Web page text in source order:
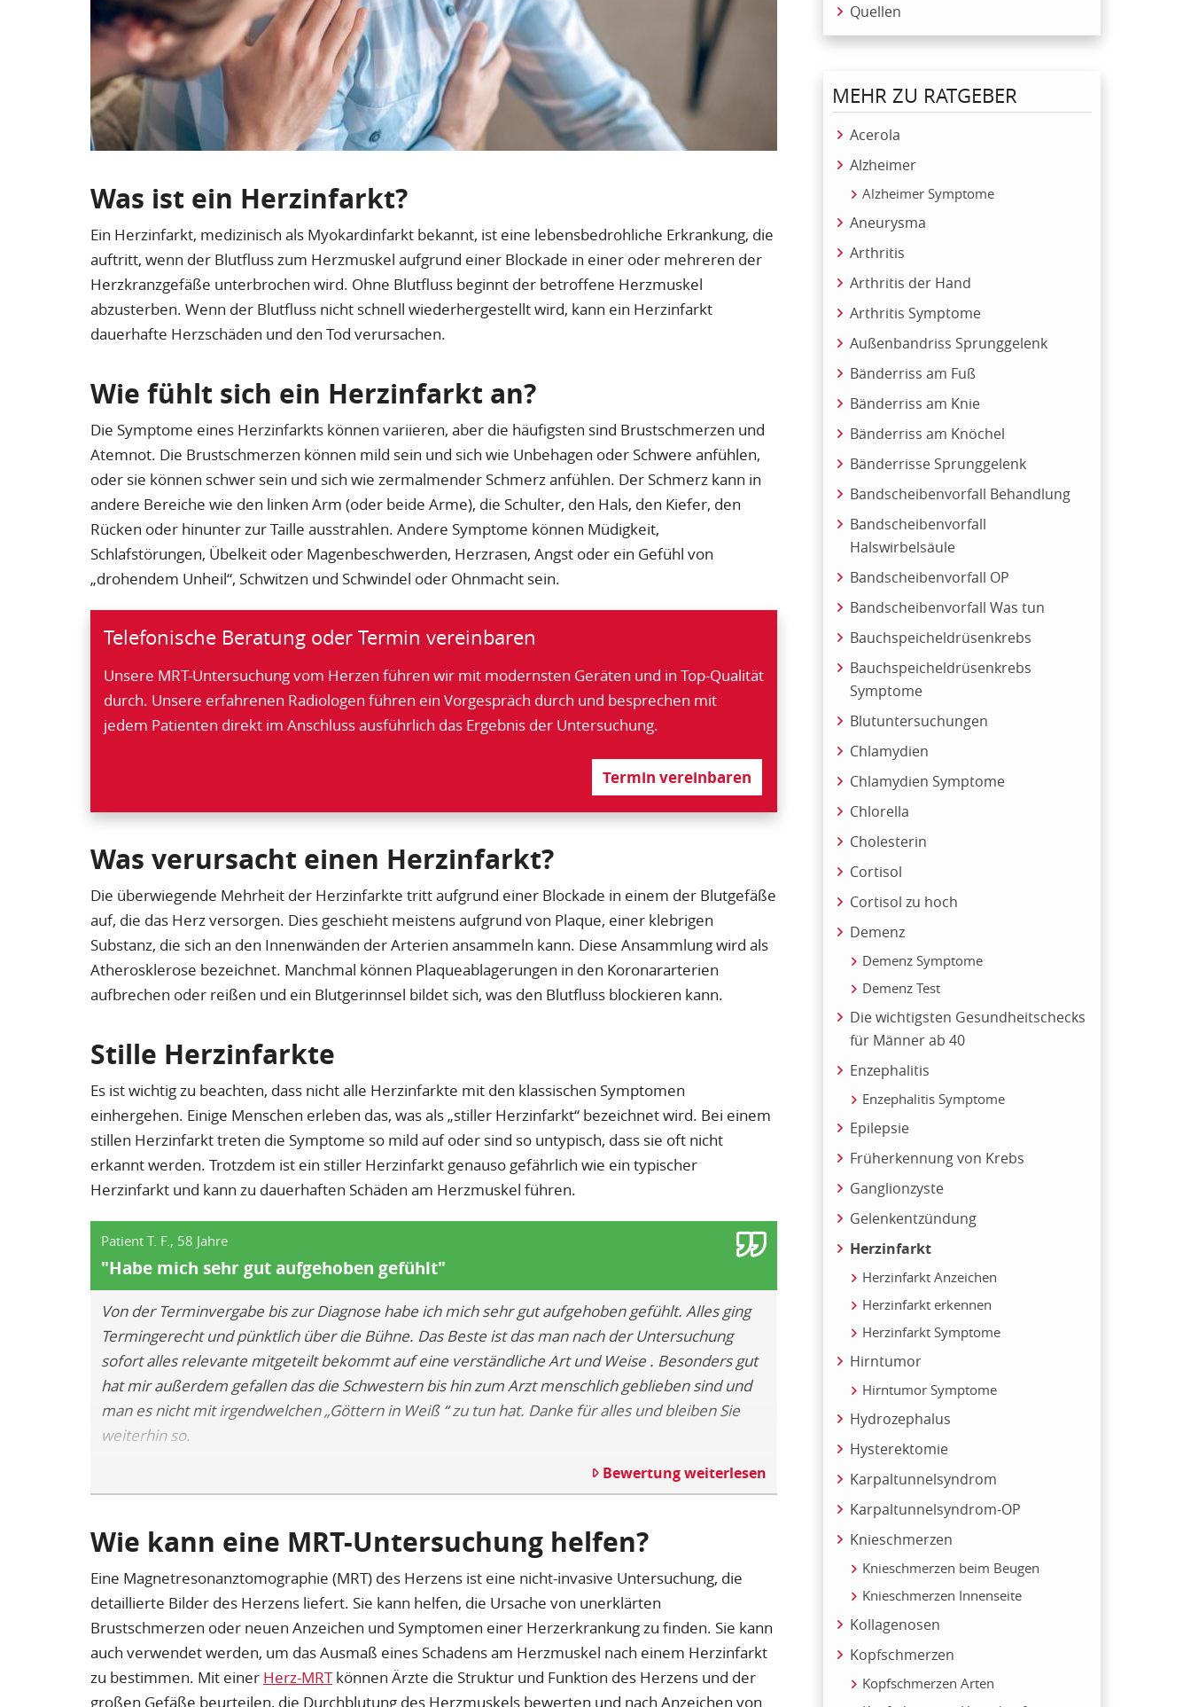
Was ist ein Herzinfarkt?
Ein Herzinfarkt, medizinisch als Myokardinfarkt bekannt, ist eine lebensbedrohliche Erkrankung, die
auftritt, wenn der Blutfluss zum Herzmuskel aufgrund einer Blockade in einer oder mehreren der
Herzkranzgefäße unterbrochen wird. Ohne Blutfluss beginnt der betroffene Herzmuskel
abzusterben. Wenn der Blutfluss nicht schnell wiederhergestellt wird, kann ein Herzinfarkt
dauerhafte Herzschäden und den Tod verursachen.
Wie fühlt sich ein Herzinfarkt an?
Die Symptome eines Herzinfarkts können variieren, aber die häufigsten sind Brustschmerzen und
Atemnot. Die Brustschmerzen können mild sein und sich wie Unbehagen oder Schwere anfühlen,
oder sie können schwer sein und sich wie zermalmender Schmerz anfühlen. Der Schmerz kann in
andere Bereiche wie den linken Arm (oder beide Arme), die Schulter, den Hals, den Kiefer, den
Rücken oder hinunter zur Taille ausstrahlen. Andere Symptome können Müdigkeit,
Schlafstörungen, Übelkeit oder Magenbeschwerden, Herzrasen, Angst oder ein Gefühl von
„drohendem Unheil“, Schwitzen und Schwindel oder Ohnmacht sein.
Telefonische Beratung oder Termin vereinbaren
Unsere MRT-Untersuchung vom Herzen führen wir mit modernsten Geräten und in Top-Qualität
durch. Unsere erfahrenen Radiologen führen ein Vorgespräch durch und besprechen mit
jedem Patienten direkt im Anschluss ausführlich das Ergebnis der Untersuchung.
Termin vereinbaren
Was verursacht einen Herzinfarkt?
Die überwiegende Mehrheit der Herzinfarkte tritt aufgrund einer Blockade in einem der Blutgefäße
auf, die das Herz versorgen. Dies geschieht meistens aufgrund von Plaque, einer klebrigen
Substanz, die sich an den Innenwänden der Arterien ansammeln kann. Diese Ansammlung wird als
Atherosklerose bezeichnet. Manchmal können Plaqueablagerungen in den Koronararterien
aufbrechen oder reißen und ein Blutgerinnsel bildet sich, was den Blutfluss blockieren kann.
Stille Herzinfarkte
Es ist wichtig zu beachten, dass nicht alle Herzinfarkte mit den klassischen Symptomen
einhergehen. Einige Menschen erleben das, was als „stiller Herzinfarkt“ bezeichnet wird. Bei einem
stillen Herzinfarkt treten die Symptome so mild auf oder sind so untypisch, dass sie oft nicht
erkannt werden. Trotzdem ist ein stiller Herzinfarkt genauso gefährlich wie ein typischer
Herzinfarkt und kann zu dauerhaften Schäden am Herzmuskel führen.
Patient T. F., 58 Jahre
"Habe mich sehr gut aufgehoben gefühlt"
Von der Terminvergabe bis zur Diagnose habe ich mich sehr gut aufgehoben gefühlt. Alles ging
Termingerecht und pünktlich über die Bühne. Das Beste ist das man nach der Untersuchung
sofort alles relevante mitgeteilt bekommt auf eine verständliche Art und Weise . Besonders gut
hat mir außerdem gefallen das die Schwestern bis hin zum Arzt menschlich geblieben sind und
man es nicht mit irgendwelchen „Göttern in Weiß “ zu tun hat. Danke für alles und bleiben Sie
weiterhin so.
Bewertung weiterlesen
Wie kann eine MRT-Untersuchung helfen?
Eine Magnetresonanztomographie (MRT) des Herzens ist eine nicht-invasive Untersuchung, die
detaillierte Bilder des Herzens liefert. Sie kann helfen, die Ursache von unerklärten
Brustschmerzen oder neuen Anzeichen und Symptomen einer Herzerkrankung zu finden. Sie kann
auch verwendet werden, um das Ausmaß eines Schadens am Herzmuskel nach einem Herzinfarkt
zu bestimmen. Mit einer Herz-MRTkönnen Ärzte die Struktur und Funktion des Herzens und der
großen Gefäße beurteilen, die Durchblutung des Herzmuskels bewerten und nach Anzeichen von
Quellen
MEHR ZU RATGEBER
Acerola
Alzheimer
Alzheimer Symptome
Aneurysma
Arthritis
Arthritis der Hand
Arthritis Symptome
Außenbandriss Sprunggelenk
Bänderriss am Fuß
Bänderriss am Knie
Bänderriss am Knöchel
Bänderrisse Sprunggelenk
Bandscheibenvorfall Behandlung
Bandscheibenvorfall
Halswirbelsäule
Bandscheibenvorfall OP
Bandscheibenvorfall Was tun
Bauchspeicheldrüsenkrebs
Bauchspeicheldrüsenkrebs
Symptome
Blutuntersuchungen
Chlamydien
Chlamydien Symptome
Chlorella
Cholesterin
Cortisol
Cortisol zu hoch
Demenz
Demenz Symptome
Demenz Test
Die wichtigsten Gesundheitschecks
für Männer ab 40
Enzephalitis
Enzephalitis Symptome
Epilepsie
Früherkennung von Krebs
Ganglionzyste
Gelenkentzündung
Herzinfarkt
Herzinfarkt Anzeichen
Herzinfarkt erkennen
Herzinfarkt Symptome
Hirntumor
Hirntumor Symptome
Hydrozephalus
Hysterektomie
Karpaltunnelsyndrom
Karpaltunnelsyndrom-OP
Knieschmerzen
Knieschmerzen beim Beugen
Knieschmerzen Innenseite
Kollagenosen
Kopfschmerzen
Kopfschmerzen Arten